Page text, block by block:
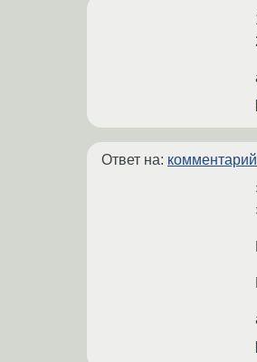
Ответ на: комментарий